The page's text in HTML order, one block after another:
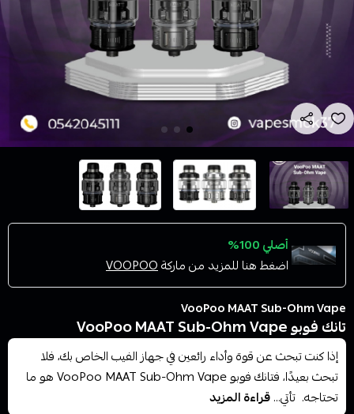
أصلي 100%
اضغط هنا للمزيد من ماركةVOOPOO
VooPoo MAAT Sub-Ohm Vape
تانك فوبو VooPoo MAAT Sub-Ohm Vape
إذا كنت تبحث عن قوة وأداء رائعين في جهاز الفيب الخاص بك، فلا
تبحث بعيدًا، فتانك فوبو VooPoo MAAT Sub-Ohm Vape هو ما
تحتاجه. تأتي...قراءة المزيد